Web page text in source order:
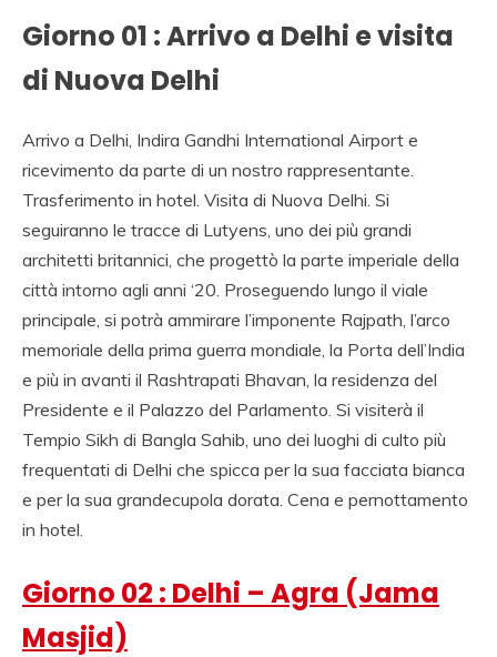
RAJASTHAN,
VIAGGIO ALLE INDE,
PALACE ON WHEELS,
AGENZIA AND
VIAGGIO INDIA AND
ITALIA AND INDIA,
AGENZIA VIAGGIO
SULL INDIA, AGENZIA
SPECIALISTA
VIAGGIO INDIA,
VIAGGIO AGENZIA
INDIA, RAJASTHAN
VIAGGIO, TOUR
OPERATOR ITALIANO
IN INDIA.
Giorno 01 : Arrivo a Delhi e visita
di Nuova Delhi
Arrivo a Delhi, Indira Gandhi International Airport e
ricevimento da parte di un nostro rappresentante.
Trasferimento in hotel. Visita di Nuova Delhi. Si
seguiranno le tracce di Lutyens, uno dei più grandi
architetti britannici, che progettò la parte imperiale della
città intorno agli anni ‘20. Proseguendo lungo il viale
principale, si potrà ammirare l’imponente Rajpath, l’arco
memoriale della prima guerra mondiale, la Porta dell’India
e più in avanti il Rashtrapati Bhavan, la residenza del
Presidente e il Palazzo del Parlamento. Si visiterà il
Tempio Sikh di Bangla Sahib, uno dei luoghi di culto più
frequentati di Delhi che spicca per la sua facciata bianca
e per la sua grandecupola dorata. Cena e pernottamento
in hotel.
Giorno 02 : Delhi – Agra (Jama
Masjid)